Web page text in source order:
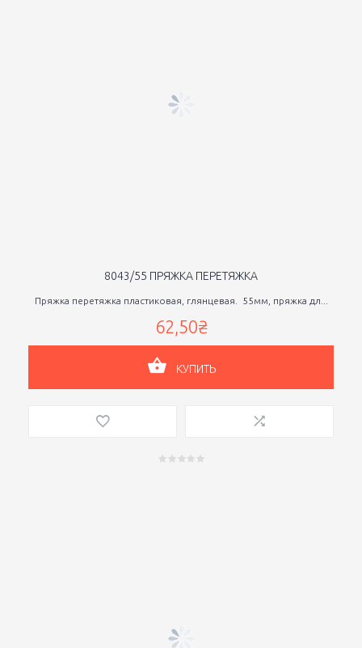
8043/55 ПРЯЖКА ПЕРЕТЯЖКА
Пряжка перетяжка пластиковая, глянцевая. 55мм, пряжка дл...
62,50₴
КУПИТЬ